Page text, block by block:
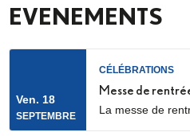
EVENEMENTS
Ven. 18
SEPTEMBRE
CÉLÉBRATIONS
Messe de
mission des LME
La messe de